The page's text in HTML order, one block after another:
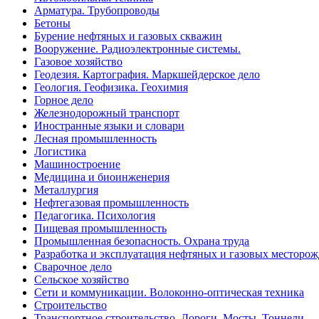
Арматура. Трубопроводы
Бетоны
Бурение нефтяных и газовых скважин
Вооружение. Радиоэлектронные системы.
Газовое хозяйство
Геодезия. Картография. Маркшейдерское дело
Геология. Геофизика. Геохимия
Горное дело
Железнодорожный транспорт
Иностранные языки и словари
Лесная промышленность
Логистика
Машиностроение
Медицина и биоинженерия
Металлургия
Нефтегазовая промышленность
Педагогика. Психология
Пищевая промышленность
Промышленная безопасность. Охрана труда
Разработка и эксплуатация нефтяных и газовых
Сварочное дело
Сельское хозяйство
Сети и коммуникации. Волоконно-оптическая техника
Строительство